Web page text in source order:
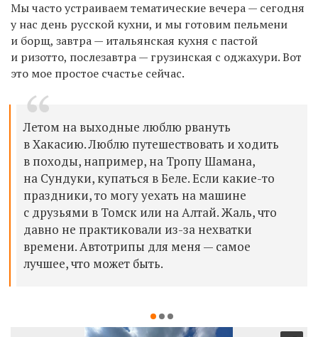
Мы часто устраиваем тематические вечера — сегодня
у нас день русской кухни, и мы готовим пельмени
и борщ, завтра — итальянская кухня с пастой
и ризотто, послезавтра — грузинская с оджахури. Вот
это мое простое счастье сейчас.
Летом на выходные люблю рвануть
в Хакасию. Люблю путешествовать и ходить
в походы, например, на Тропу Шамана,
на Сундуки, купаться в Беле. Если какие-то
праздники, то могу уехать на машине
с друзьями в Томск или на Алтай. Жаль, что
давно не практиковали из-за нехватки
времени. Автотрипы для меня — самое
лучшее, что может быть.